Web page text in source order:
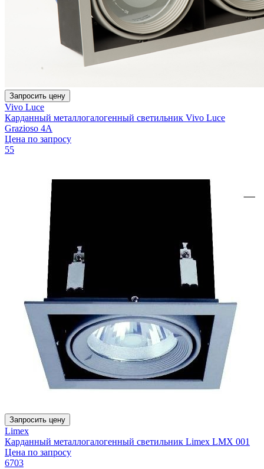
Запросить цену
Vivo Luce
Карданный металлогалогенный светильник Vivo Luce
Grazioso 4A
Цена по запросу
55
Запросить цену
Limex
Карданный металлогалогенный светильник Limex LMX 001
Цена по запросу
6703